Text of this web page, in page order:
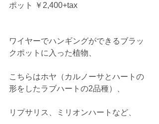
ポット ￥2,400+tax
ワイヤーでハンギングができるブラッ
クポットに入った植物、
こちらはホヤ（カルノーサとハートの
形をしたラブハートの2品種）、
リプサリス、ミリオンハートなど、